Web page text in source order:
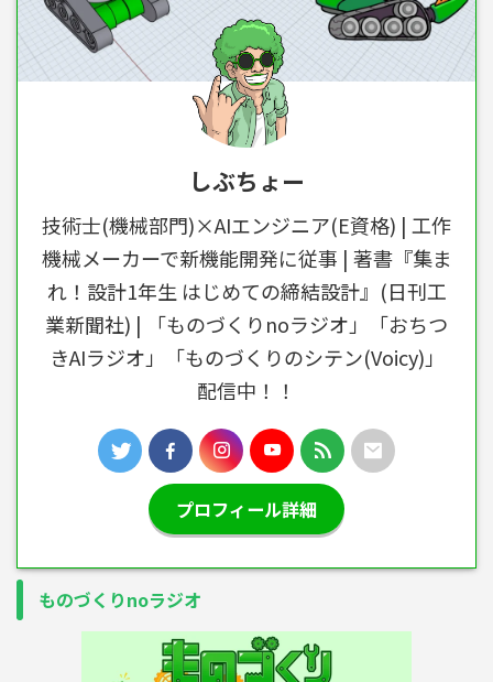
しぶちょー
技術士(機械部門)×AIエンジニア(E資格) | 工作
機械メーカーで新機能開発に従事 | 著書『集ま
れ！設計1年生 はじめての締結設計』(日刊工
業新聞社) | 「ものづくりnoラジオ」「おちつ
きAIラジオ」「ものづくりのシテン(Voicy)」
配信中！！
プロフィール詳細
ものづくりnoラジオ